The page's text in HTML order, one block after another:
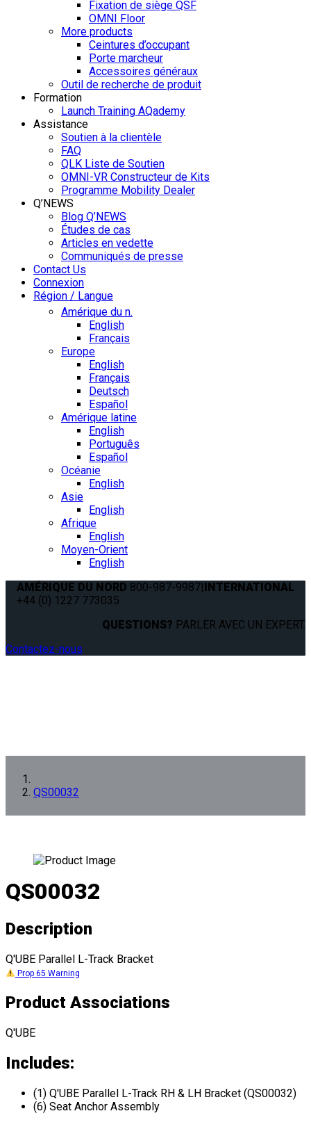
Fixation de siège QSF
OMNI Floor
More products
Ceintures d’occupant
Porte marcheur
Accessoires généraux
Outil de recherche de produit
Formation
Launch Training AQademy
Assistance
Soutien à la clientèle
FAQ
QLK Liste de Soutien
OMNI-VR Constructeur de Kits
Programme Mobility Dealer
Q’NEWS
Blog Q’NEWS
Études de cas
Articles en vedette
Communiqués de presse
Contact Us
Connexion
Région / Langue
Amérique du n.
English
Français
Europe
English
Français
Deutsch
Español
Amérique latine
English
Português
Español
Océanie
English
Asie
English
Afrique
English
Moyen-Orient
English
AMÉRIQUE DU NORD 800-987-9987|INTERNATIONAL
+44 (0) 1227 773035
QUESTIONS? PARLER AVEC UN EXPERT.
Contactez-nous
QS00032
QS00032
Description
Q'UBE Parallel L-Track Bracket
Prop 65 Warning
Product Associations
Q'UBE
Includes:
(1) Q'UBE Parallel L-Track RH & LH Bracket (QS00032)
(6) Seat Anchor Assembly